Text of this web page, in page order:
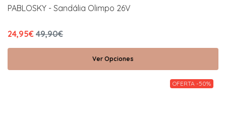
PABLOSKY - Sandália Olimpo 26V
24,95€ 49,90€
Ver Opciones
OFERTA -50%